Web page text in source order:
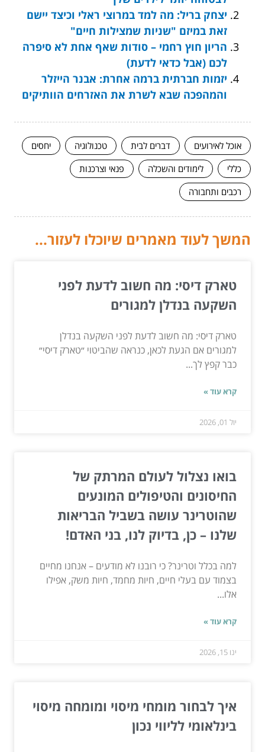
יצחק בריל: מה למד במרוצי ראלי וכיצד יישם
זאת במיזם "שניות שמצילות חיים"
הריון חוץ רחמי – סודות שאף אחת לא סיפרה
לכם (אבל כדאי לדעת)
יזמות חברתית ברמה אחרת: אבנר הייזלר
והמהפכה שבא לשרת את האזרחים הוותיקים
אוכל לאירועים דברים לבית טכנולוגיה
יחסים
כללי
לימודים והשכלה
פנאי וצרכנות
רכבים ותחבורה
המשך לעוד מאמרים שיוכלו לעזור...
טארק דיסי: מה חשוב לדעת לפני
השקעה בנדלן למגורים
טארק דיסי: מה חשוב לדעת לפני השקעה בנדלן
למגורים אם הגעת לכאן, כנראה שהביטוי ״טארק דיסי״
כבר קפץ לך...
קרא עוד »
יול 01, 2026
בואו נצלול לעולם המרתק של
החיסונים והטיפולים המונעים
שהוטרינר עושה בשביל הבריאות
שלנו – כן, בדיוק לנו, בני האדם!
למה בכלל וטרינר? כי רובנו לא מודעים – אנחנו מחיים
בצמוד עם בעלי חיים, חיות מחמד, חיות משק, אפילו
אלו...
קרא עוד »
ינו 15, 2026
איך לבחור מומחי מיסוי ומומחה מיסוי
בינלאומי לליווי נכון